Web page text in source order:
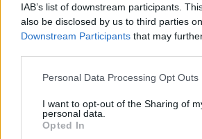
IAB’s list of downstream participants.
also be disclosed by us to third parties
Downstream Participants that may
Please note that this website/app uses
not limited to your visit or usage
grant or deny consent to Google and its
use your data for below specified
Personal Data Processing Opt Outs
I want to opt-out of the Sharing of
personal data.
Opted In